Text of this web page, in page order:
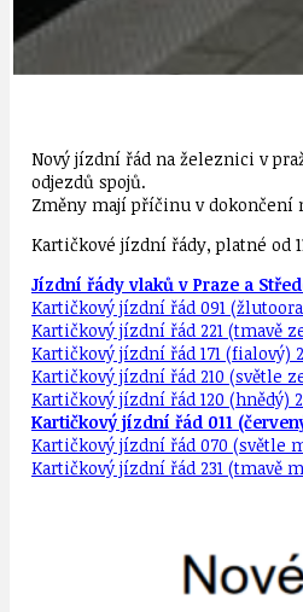
Nový jízdní řád na železnici v
odjezdů spojů.
Změny majípříčinu v dokončení
Kartičkové jízdní řády, platné od
Jízdní řády vlaků v Praze a
Kartičkový jízdní řád 091
Kartičkový jízdní řád 221 (tmavě
Kartičkový jízdní řád 171 (fialový)
Kartičkový jízdní řád 210 (světle
Kartičkový jízdní řád 120 (hnědý)
Kartičkový jízdní řád 011
Kartičkový jízdní řád 070 (světle
Kartičkový jízdní řád 231 (tmavě